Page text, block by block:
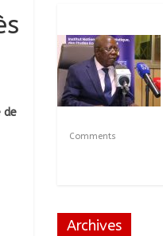
de
Comments
Archives